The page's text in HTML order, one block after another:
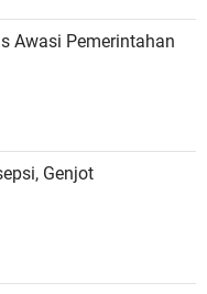
Awasi Pemerintahan
Genjot